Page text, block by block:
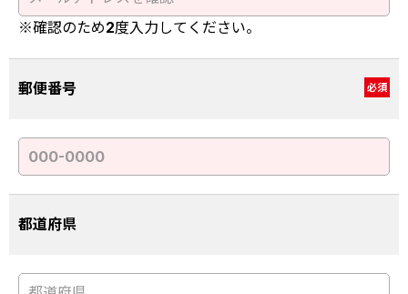
※確認のため2度入力してください。
郵便番号 必須
都道府県